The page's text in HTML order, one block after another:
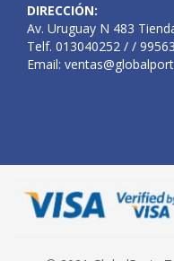
DIRECCIÓN:
Av. Uruguay N 483
Telf. 013040252 / /
Email: